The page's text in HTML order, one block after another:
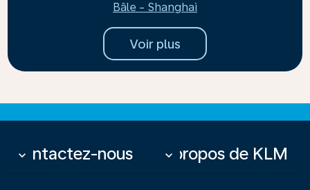
Bâle - Shanghai
Voir plus
Contactez-nous
keyboard_arrow_down À propos de KLM
keyboard_arrow_down